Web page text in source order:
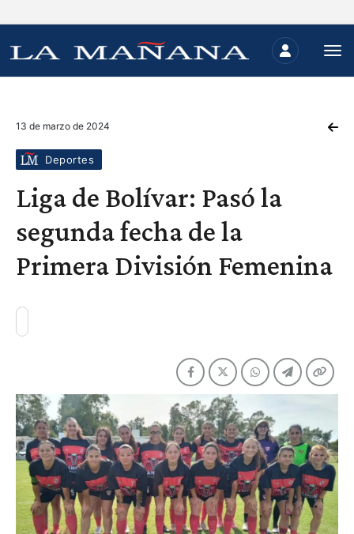
13 de marzo de 2024
Deportes
Liga de Bolívar: Pasó la
segunda fecha de la
Primera División Femenina